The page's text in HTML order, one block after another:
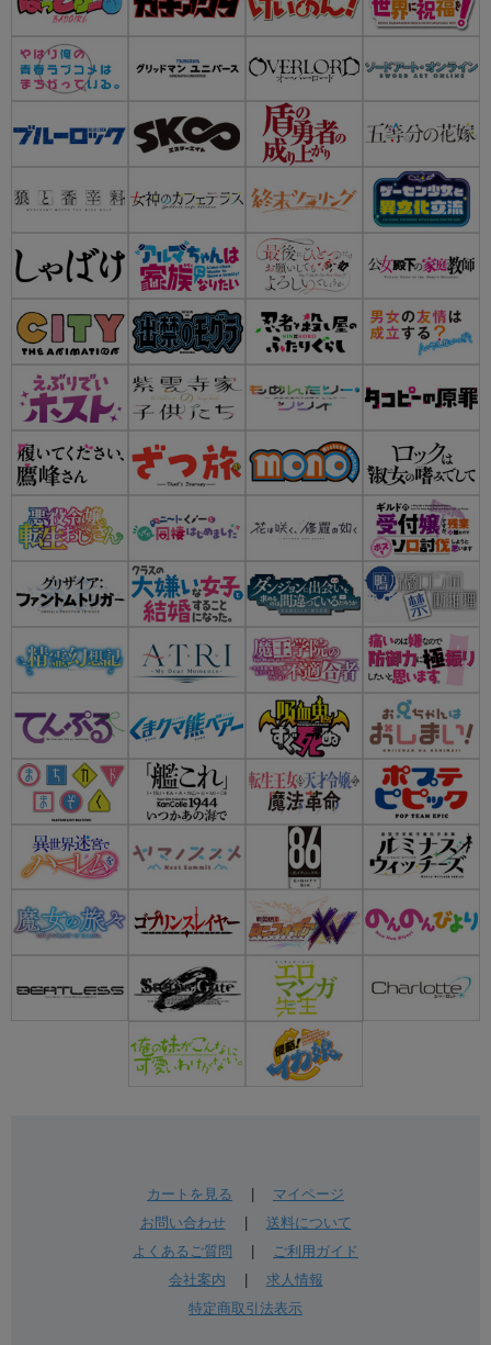
カートを見る
マイページ
お問い合わせ| 送料について
よくあるご質問
ご利用ガイド
会社案内
求人情報
特定商取引法表示